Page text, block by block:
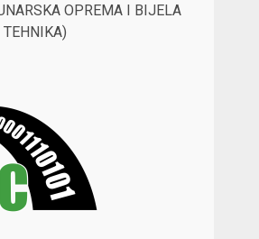
OPREMA I BIJELA
TEHNIKA)